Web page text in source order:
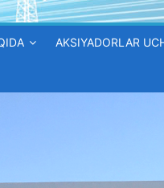
AKSIYADORLAR